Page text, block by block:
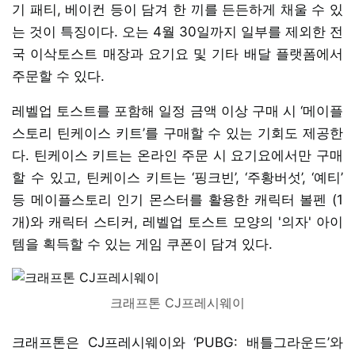
기 패티, 베이컨 등이 담겨 한 끼를 든든하게 채울 수 있
는 것이 특징이다. 오는 4월 30일까지 일부를 제외한 전
국 이삭토스트 매장과 요기요 및 기타 배달 플랫폼에서
주문할 수 있다.
레벨업 토스트를 포함해 일정 금액 이상 구매 시 ‘메이플
스토리 틴케이스 키트’를 구매할 수 있는 기회도 제공한
다. 틴케이스 키트는 온라인 주문 시 요기요에서만 구매
할 수 있고, 틴케이스 키트는 ‘핑크빈’, ‘주황버섯’, ‘예티’
등 메이플스토리 인기 몬스터를 활용한 캐릭터 볼펜 (1
개)와 캐릭터 스티커, 레벨업 토스트 모양의 '의자' 아이
템을 획득할 수 있는 게임 쿠폰이 담겨 있다.
크래프톤 CJ프레시웨이
크래프톤은 CJ프레시웨이와 ‘PUBG: 배틀그라운드’와